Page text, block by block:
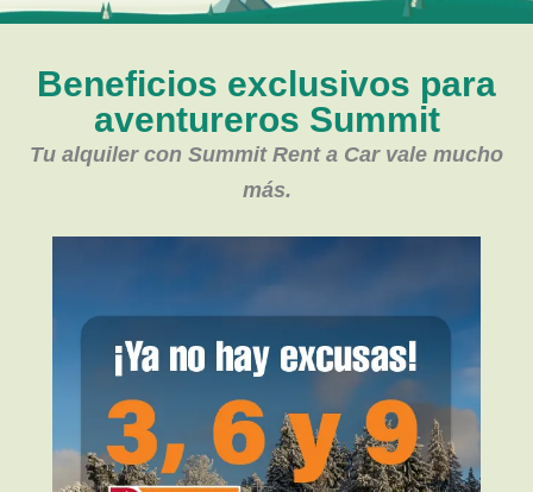
Beneficios exclusivos para
aventureros Summit
Tu alquiler con Summit Rent a Car vale mucho
más.